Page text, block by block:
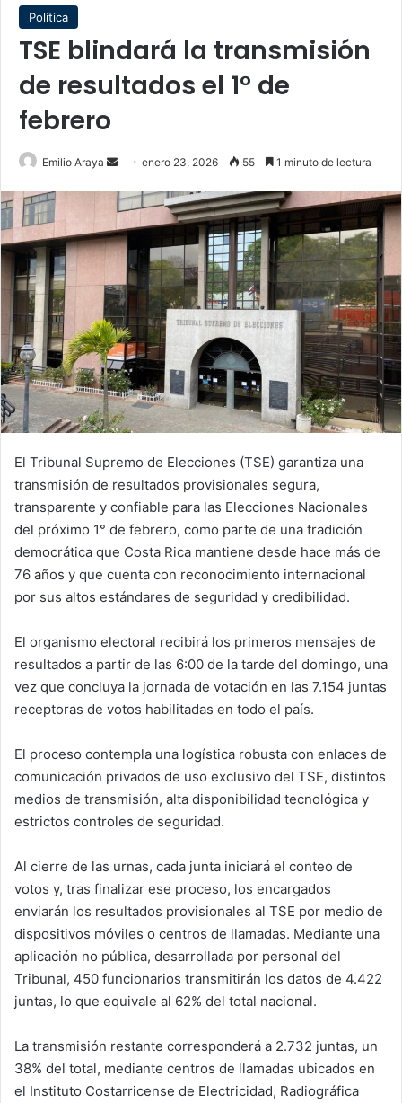
Política
TSE blindará la transmisión
de resultados el 1° de
febrero
Emilio Araya
Send
email
enero 23, 2026 55 1 minuto de lectura
El Tribunal Supremo de Elecciones (TSE) garantiza una
transmisión de resultados provisionales segura,
transparente y confiable para las Elecciones Nacionales
del próximo 1° de febrero, como parte de una tradición
democrática que Costa Rica mantiene desde hace más de
76 años y que cuenta con reconocimiento internacional
por sus altos estándares de seguridad y credibilidad.
El organismo electoral recibirá los primeros mensajes de
resultados a partir de las 6:00 de la tarde del domingo, una
vez que concluya la jornada de votación en las 7.154 juntas
receptoras de votos habilitadas en todo el país.
El proceso contempla una logística robusta con enlaces de
comunicación privados de uso exclusivo del TSE, distintos
medios de transmisión, alta disponibilidad tecnológica y
estrictos controles de seguridad.
Al cierre de las urnas, cada junta iniciará el conteo de
votos y, tras finalizar ese proceso, los encargados
enviarán los resultados provisionales al TSE por medio de
dispositivos móviles o centros de llamadas. Mediante una
aplicación no pública, desarrollada por personal del
Tribunal, 450 funcionarios transmitirán los datos de 4.422
juntas, lo que equivale al 62% del total nacional.
La transmisión restante corresponderá a 2.732 juntas, un
38% del total, mediante centros de llamadas ubicados en
el Instituto Costarricense de Electricidad, Radiográfica